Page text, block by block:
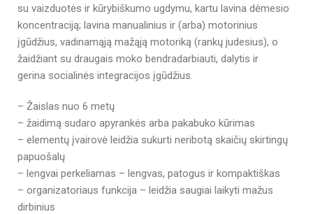
su vaizduotės ir kūrybiškumo ugdymu, kartu lavina dėmesio
koncentraciją; lavina manualinius ir (arba) motorinius
įgūdžius, vadinamąją mažąją motoriką (rankų judesius), o
žaidžiant su draugais moko bendradarbiauti, dalytis ir
gerina socialinės integracijos įgūdžius.
– Žaislas nuo 6 metų
– žaidimą sudaro apyrankės arba pakabuko kūrimas
– elementų įvairovė leidžia sukurti neribotą skaičių skirtingų
papuošalų
– lengvai perkeliamas – lengvas, patogus ir kompaktiškas
– organizatoriaus funkcija – leidžia saugiai laikyti mažus
dirbinius